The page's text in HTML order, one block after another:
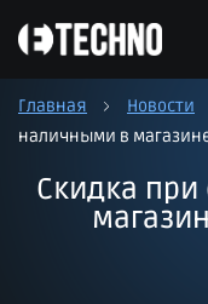
Главная Новости
наличными в
Скидка